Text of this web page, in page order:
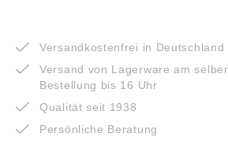
Versandkostenfrei in Deutschland
Versand von Lagerware am
Bestellung bis 16 Uhr
Qualität seit 1938
Persönliche Beratung